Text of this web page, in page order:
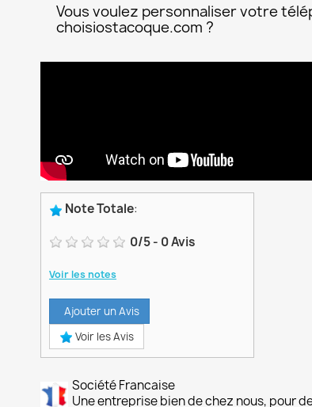
Vous voulez personnaliser votre
choisiostacoque.com ?
Note Totale:
0/5- 0Avis
Voir les notes
Ajouter un Avis
Voir les Avis
Société Francaise
Une entreprise bien de chez nous, pour